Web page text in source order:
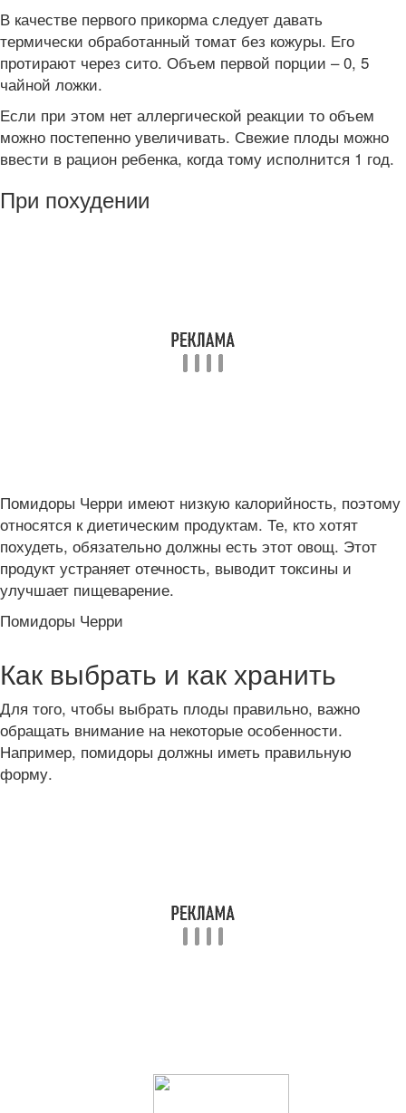
В качестве первого прикорма следует давать
термически обработанный томат без кожуры. Его
протирают через сито. Объем первой порции – 0, 5
чайной ложки.
Если при этом нет аллергической реакции то объем
можно постепенно увеличивать. Свежие плоды можно
ввести в рацион ребенка, когда тому исполнится 1 год.
При похудении
Помидоры Черри имеют низкую калорийность, поэтому
относятся к диетическим продуктам. Те, кто хотят
похудеть, обязательно должны есть этот овощ. Этот
продукт устраняет отечность, выводит токсины и
улучшает пищеварение.
Помидоры Черри
Как выбрать и как хранить
Для того, чтобы выбрать плоды правильно, важно
обращать внимание на некоторые особенности.
Например, помидоры должны иметь правильную
форму.